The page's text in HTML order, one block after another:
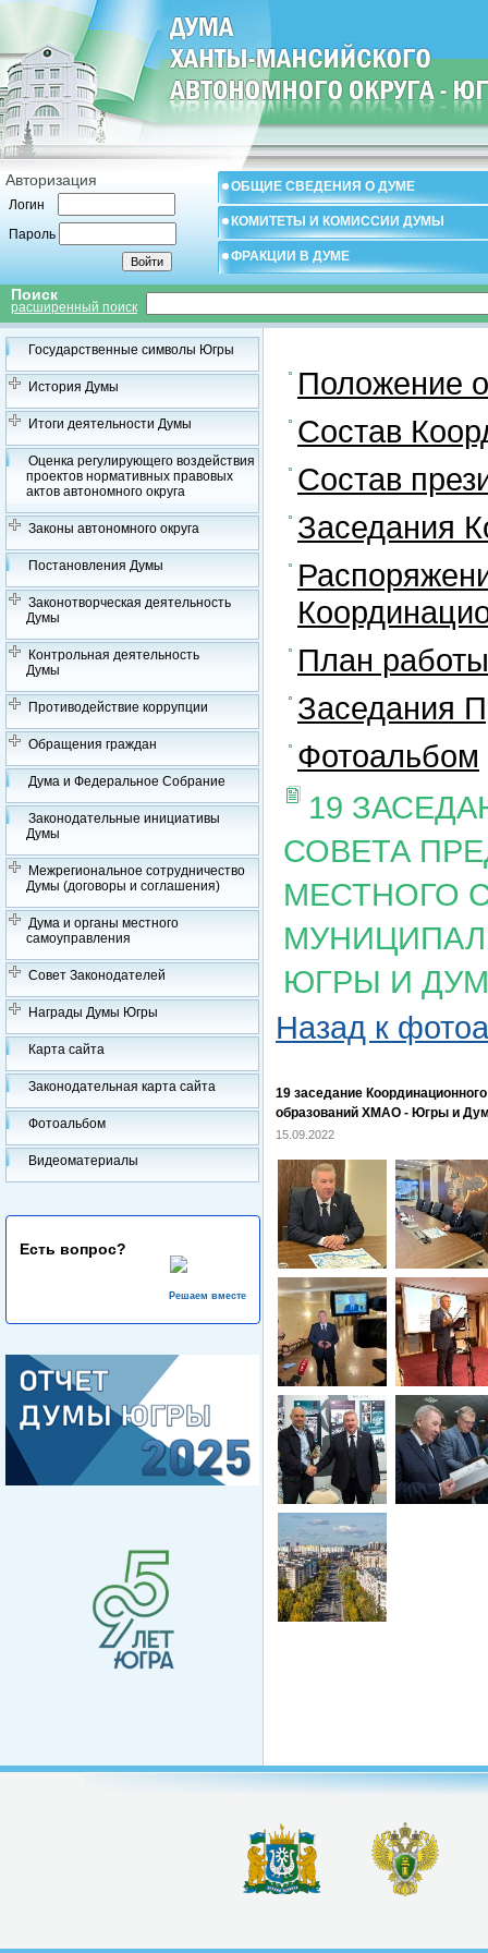
Авторизация
Логин
Пароль
ОБЩИЕ СВЕДЕНИЯ О ДУМЕ
КОМИТЕТЫ И КОМИССИИ ДУМЫ
ФРАКЦИИ В ДУМЕ
Поиск
расширенный поиск
Государственные символы Югры
История Думы
Итоги деятельности Думы
Оценка регулирующего воздействия
проектов нормативных правовых
актов автономного округа
Законы автономного округа
Постановления Думы
Законотворческая деятельность
Думы
Контрольная деятельность
Думы
Противодействие коррупции
Обращения граждан
Дума и Федеральное Собрание
Законодательные инициативы
Думы
Межрегиональное сотрудничество
Думы (договоры и соглашения)
Дума и органы местного
самоуправления
Совет Законодателей
Награды Думы Югры
Карта сайта
Законодательная карта сайта
Фотоальбом
Видеоматериалы
Есть вопрос?
Решаем вместе
Положение
Состав
Состав
Заседания
План
Заседания
Фотоальбом
19
СОВЕТА
МЕСТНОГО
ЮГРЫ И
Назад к
19 заседание
образований ХМАО - Югры и
15.09.2022